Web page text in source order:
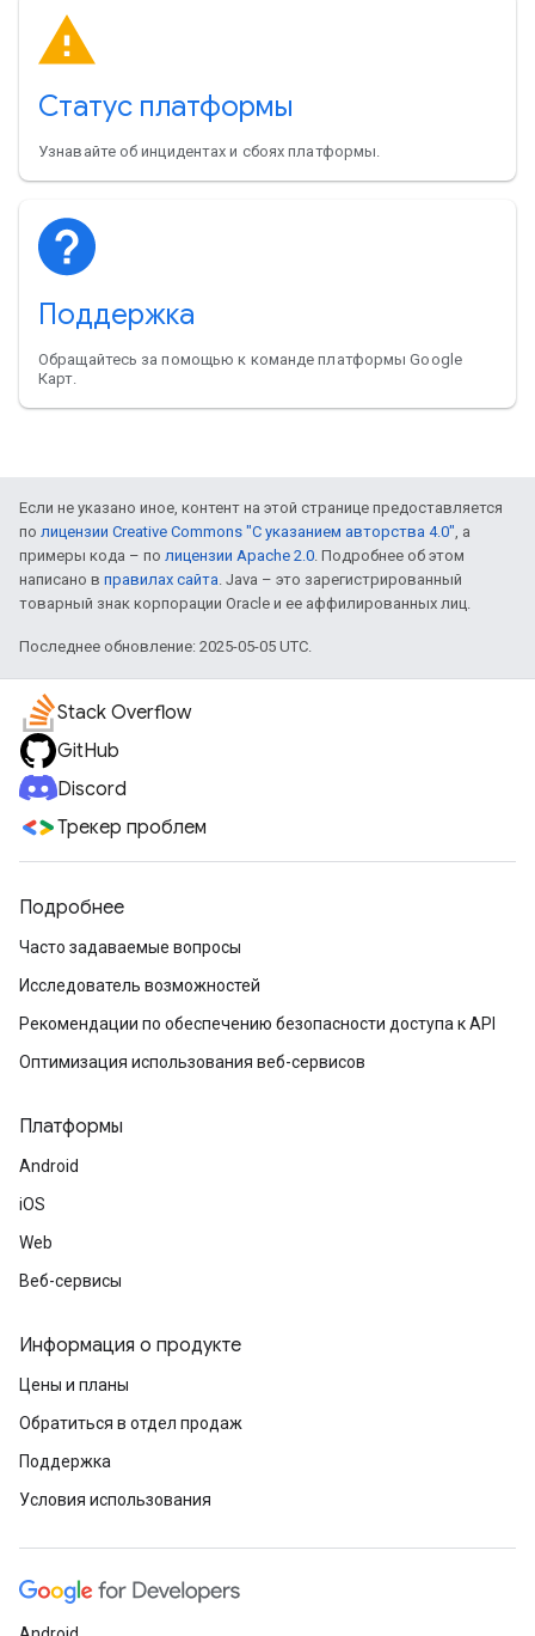
Статус платформы
Узнавайте об инцидентах и сбоях платформы.
Поддержка
Обращайтесь за помощью к команде платформы Google
Карт.
Если не указано иное, контент на этой странице предоставляется
по лицензии Creative Commons "С указанием авторства 4.0" , а
примеры кода – по лицензии Apache 2.0 . Подробнее об этом
написано в правилах сайта . Java – это зарегистрированный
товарный знак корпорации Oracle и ее аффилированных лиц.
Последнее обновление: 2025-05-05 UTC.
Stack Overflow
GitHub
Discord
Трекер проблем
Подробнее
Часто задаваемые вопросы
Исследователь возможностей
Рекомендации по обеспечению безопасности доступа к API
Оптимизация использования веб-сервисов
Платформы
Android
iOS
Web
Веб-сервисы
Информация о продукте
Цены и планы
Обратиться в отдел продаж
Поддержка
Условия использования